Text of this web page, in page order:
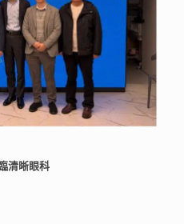
清晰眼科